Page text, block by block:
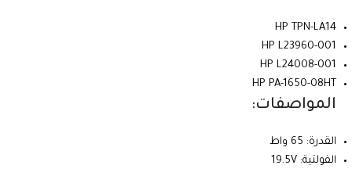
HP TPN-LA14
HP L23960-001
HP L24008-001
HP PA-1650-08HT
المواصفات:
القدرة: 65 واط
الفولتية: 19.5V